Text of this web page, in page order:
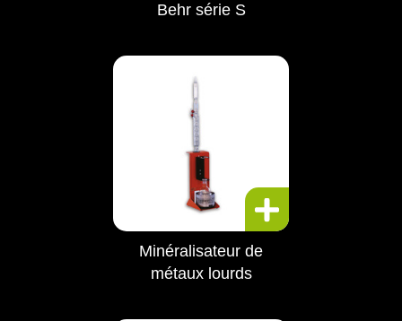
Behr série S
Minéralisateur de
métaux lourds